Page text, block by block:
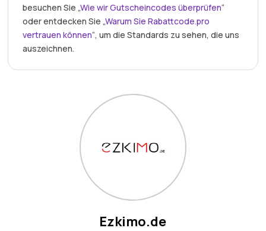
besuchen Sie „Wie wir Gutscheincodes überprüfen“
oder entdecken Sie „Warum Sie Rabattcode.pro
vertrauen können“, um die Standards zu sehen, die uns
auszeichnen.
Ezkimo.de